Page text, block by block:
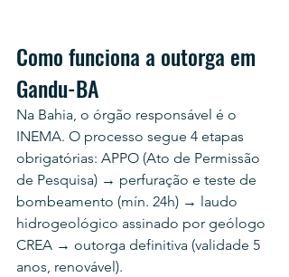
Como funciona a outorga em
Gandu-BA
Na Bahia, o órgão responsável é o
INEMA. O processo segue 4 etapas
obrigatórias: APPO (Ato de Permissão
de Pesquisa) → perfuração e teste de
bombeamento (mín. 24h) → laudo
hidrogeológico assinado por geólogo
CREA → outorga definitiva (validade 5
anos, renovável).